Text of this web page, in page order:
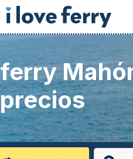
ferry
precios